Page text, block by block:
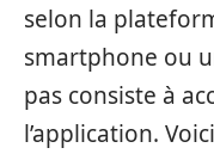
selon la
smartphone ou
pas consiste à
l’application.